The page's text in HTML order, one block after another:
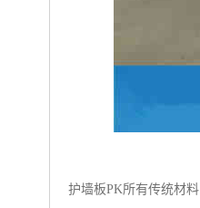
护墙板PK所有传统材料